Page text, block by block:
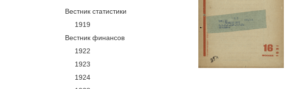
Вестник статистики
1919
Вестник финансов
1922
1923
1924